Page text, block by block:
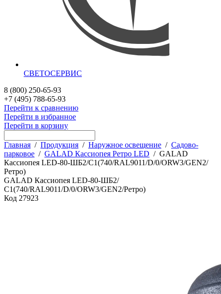
СВЕТОСЕРВИС
8 (800) 250-65-93
+7 (495) 788-65-93
Перейти к сравнению
Перейти в избранное
Перейти в корзину
Главная / Продукция / Наружное освещение / Садово-
парковое / GALAD Кассиопея Ретро LED / GALAD
Кассиопея LED-80-ШБ2/С1(740/RAL9011/D/0/ORW3/GEN2/
Ретро)
GALAD Кассиопея LED-80-ШБ2/
С1(740/RAL9011/D/0/ORW3/GEN2/Ретро)
Код 27923